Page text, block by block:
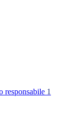
responsabile 1